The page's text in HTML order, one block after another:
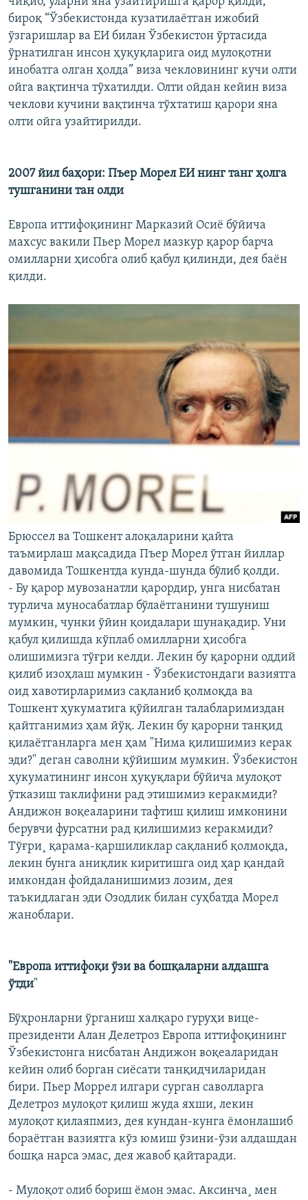
бироқ “Ўзбекистонда кузатилаётган ижобий
ўзгаришлар ва ЕИ билан Ўзбекистон ўртасида
ўрнатилган инсон ҳуқуқларига оид мулоқотни
инобатга олган ҳолда” виза чекловининг кучи олти
ойга вақтинча тўхатилди. Олти ойдан кейин виза
чеклови кучини вақтинча тўхтатиш қарори яна
олти ойга узайтирилди.
2007 йил баҳори: Пъер Морел ЕИ нинг танг ҳолга
тушганини тан олди
Европа иттифоқининг Марказий Осиё бўйича
махсус вакили Пьер Морел мазкур қарор барча
омилларни ҳисобга олиб қабул қилинди, дея баён
қилди.
Брюссел ва Тошкент алоқаларини қайта
таъмирлаш мақсадида Пъер Морел ўтган йиллар
давомида Тошкентда кунда-шунда бўлиб қолди.
- Бу қарор мувозанатли қарордир, унга нисбатан
турлича муносабатлар бўлаётганини тушуниш
мумкин, чунки ўйин қоидалари шунақадир. Уни
қабул қилишда кўплаб омилларни ҳисобга
олишимизга тўғри келди. Лекин бу қарорни оддий
қилиб изоҳлаш мумкин - Ўзбекистондаги вазиятга
оид хавотирларимиз сақланиб қолмоқда ва
Тошкент ҳукуматига қўйилган талабларимиздан
қайтганимиз ҳам йўқ. Лекин бу қарорни танқид
қилаётганларга мен ҳам "Нима қилишимиз керак
эди?" деган саволни қўйишим мумкин. Ўзбекистон
ҳукуматининг инсон ҳуқуқлари бўйича мулоқот
ўтказиш таклифини рад этишимиз керакмиди?
Андижон воқеаларини тафтиш қилиш имконини
берувчи фурсатни рад қилишимиз керакмиди?
Тўғри¸ қарама-қаршиликлар сақланиб қолмоқда,
лекин бунга аниқлик киритишга оид ҳар қандай
имкондан фойдаланишимиз лозим, дея
таъкидлаган эди Озодлик билан суҳбатда Морел
жаноблари.
"Европа иттифоқи ўзи ва бошқаларни алдашга
ўтди"
Бўҳронларни ўрганиш халқаро гуруҳи вице-
президенти Алан Делетроз Европа иттифоқининг
Ўзбекистонга нисбатан Андижон воқеаларидан
кейин олиб борган сиёсати танқидчиларидан
бири. Пьер Моррел илгари сурган саволларга
Делетроз мулоқот қилиш жуда яхши, лекин
мулоқот қилаяпмиз, дея кундан-кунга ёмонлашиб
бораётган вазиятга кўз юмиш ўзини-ўзи алдашдан
бошқа нарса эмас, дея жавоб қайтаради.
- Мулоқот олиб бориш ёмон эмас. Аксинча¸ мен